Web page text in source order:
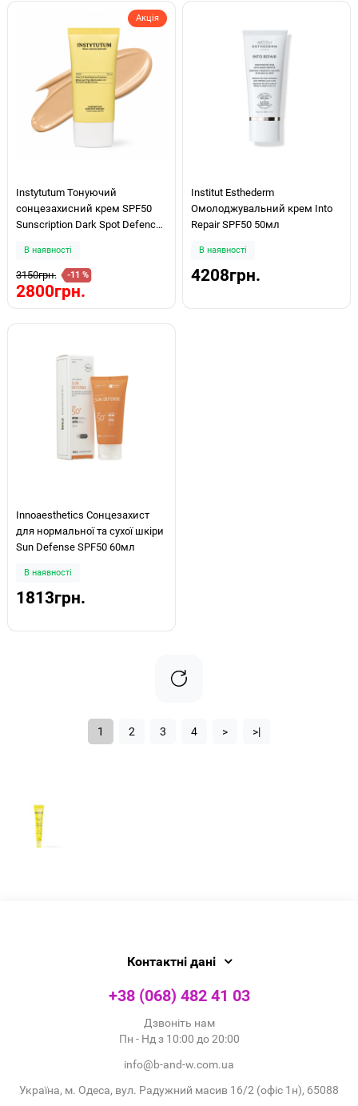
Акція
Instytutum Тонуючий
сонцезахисний крем SPF50
Sunscription Dark Spot Defence
В наявності
3150грн. -11 %
2800грн.
Institut Esthederm
Омолоджувальний крем Into
Repair SPF50 50мл
В наявності
4208грн.
Innoaesthetics Сонцезахист
для нормальної та сухої шкіри
Sun Defense SPF50 60мл
В наявності
1813грн.
1 2 3 4 > >|
Контактні дані
+38 (068) 482 41 03
Дзвоніть нам
Пн - Нд з 10:00 до 20:00
info@b-and-w.com.ua
Україна, м. Одеса, вул. Радужний масив 16/2 (офіс 1н), 65088